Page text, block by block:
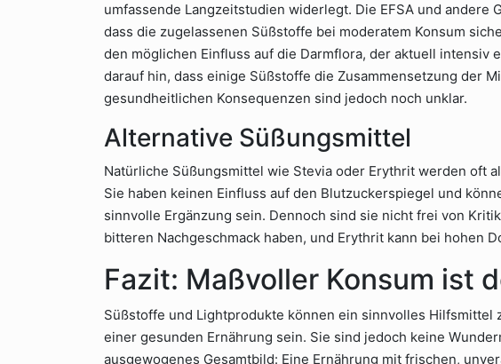
umfassende Langzeitstudien widerlegt. Die EFSA und andere
dass die zugelassenen Süßstoffe bei moderatem Konsum
den möglichen Einfluss auf die Darmflora, der aktuell intensiv
darauf hin, dass einige Süßstoffe die Zusammensetzung der
gesundheitlichen Konsequenzen sind jedoch noch unklar.
Alternative Süßungsmittel
Natürliche Süßungsmittel wie Stevia oder Erythrit werden oft
Sie haben keinen Einfluss auf den Blutzuckerspiegel und
sinnvolle Ergänzung sein. Dennoch sind sie nicht frei von
bitteren Nachgeschmack haben, und Erythrit kann bei hohen
Fazit: Maßvoller Konsum ist
Süßstoffe und Lightprodukte können ein sinnvolles Hilfsmittel
einer gesunden Ernährung sein. Sie sind jedoch keine
ausgewogenes Gesamtbild: Eine Ernährung mit frischen,